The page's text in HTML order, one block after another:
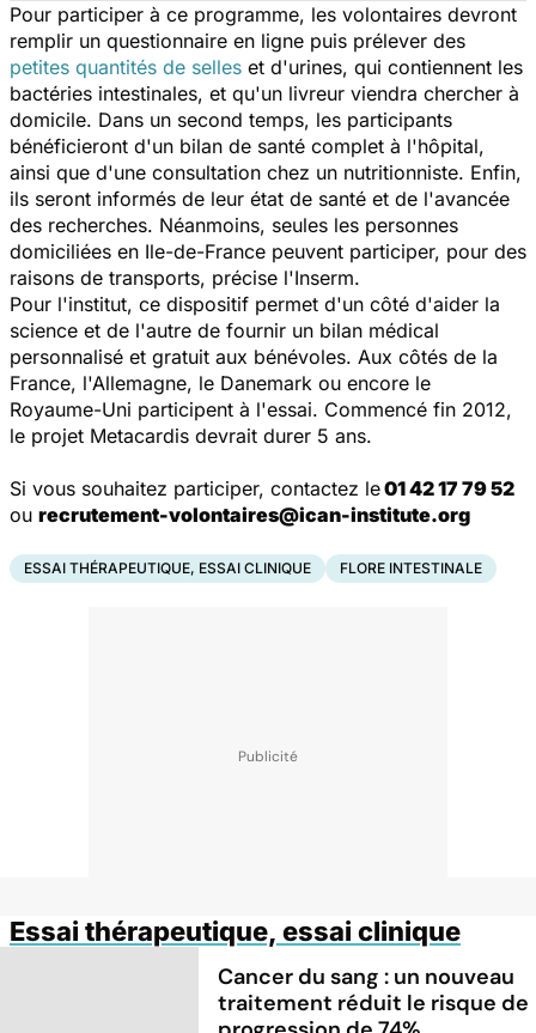
Pour participer à ce programme, les volontaires devront
remplir un questionnaire en ligne puis prélever des
petites quantités de selles et d'urines, qui contiennent les
bactéries intestinales, et qu'un livreur viendra chercher à
domicile. Dans un second temps, les participants
bénéficieront d'un bilan de santé complet à l'hôpital,
ainsi que d'une consultation chez un nutritionniste. Enfin,
ils seront informés de leur état de santé et de l'avancée
des recherches. Néanmoins, seules les personnes
domiciliées en Ile-de-France peuvent participer, pour des
raisons de transports, précise l'Inserm.
Pour l'institut, ce dispositif permet d'un côté d'aider la
science et de l'autre de fournir un bilan médical
personnalisé et gratuit aux bénévoles. Aux côtés de la
France, l'Allemagne, le Danemark ou encore le
Royaume-Uni participent à l'essai. Commencé fin 2012,
le projet Metacardis devrait durer 5 ans.
Si vous souhaitez participer, contactez le01 42 17 79 52
ou recrutement-volontaires@ican-institute.org
ESSAI THÉRAPEUTIQUE, ESSAI CLINIQUE FLORE INTESTINALE
Essai thérapeutique, essai clinique
Cancer du sang : un nouveau
traitement réduit le risque de